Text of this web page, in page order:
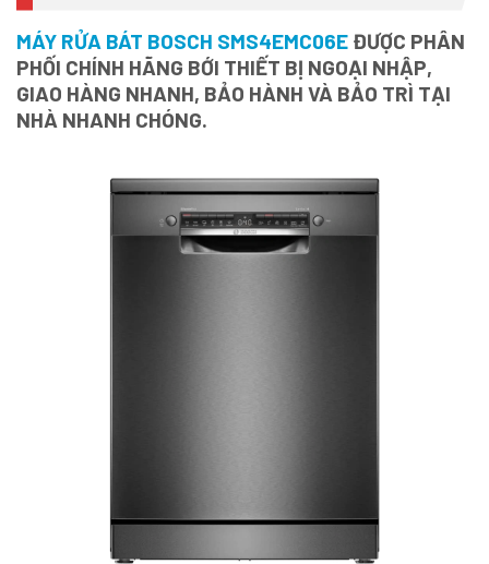
MÁY RỬA BÁT BOSCH SMS4EMC06E ĐƯỢC PHÂN
PHỐI CHÍNH HÃNG BỚI THIẾT BỊ NGOẠI NHẬP,
GIAO HÀNG NHANH, BẢO HÀNH VÀ BẢO TRÌ TẠI
NHÀ NHANH CHÓNG.